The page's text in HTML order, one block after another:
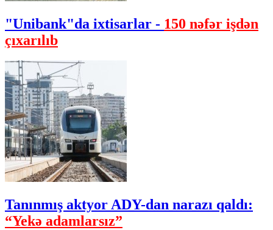
"Unibank"da ixtisarlar - 150 nəfər işdən
çıxarılıb
Tanınmış aktyor ADY-dan narazı qaldı:
“Yekə adamlarsız”